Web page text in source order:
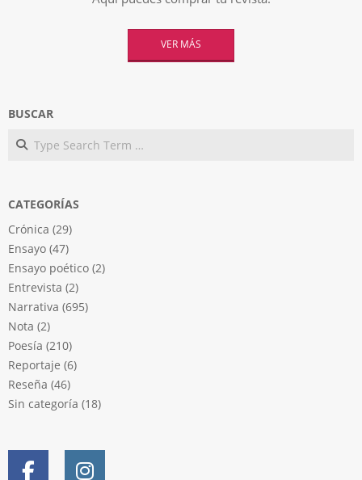
VER MÁS
BUSCAR
Search
CATEGORÍAS
Crónica (29)
Ensayo (47)
Ensayo poético (2)
Entrevista (2)
Narrativa (695)
Nota (2)
Poesía (210)
Reportaje (6)
Reseña (46)
Sin categoría (18)